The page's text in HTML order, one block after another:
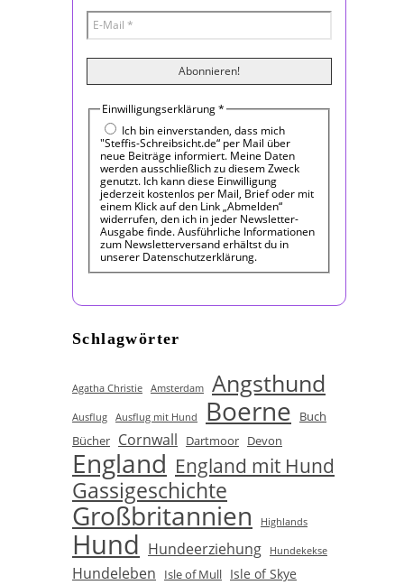
Einwilligungserklärung*
Ich bin einverstanden, dass mich
"Steffis-Schreibsicht.de“ per Mail über
neue Beiträge informiert. Meine Daten
werden ausschließlich zu diesem Zweck
genutzt. Ich kann diese Einwilligung
jederzeit kostenlos per Mail, Brief oder mit
einem Klick auf den Link „Abmelden“
widerrufen, den ich in jeder Newsletter-
Ausgabe finde. Ausführliche Informationen
zum Newsletterversand erhältst du in
unserer Datenschutzerklärung.
Schlagwörter
Agatha Christie Amsterdam Angsthund
Ausflug Ausflug mit Hund Boerne
Buch
Bücher Cornwall Dartmoor Devon
England England mit Hund
Gassigeschichte
Großbritannien Highlands
Hund Hundeerziehung Hundekekse
Hundeleben Isle of Mull Isle of Skye